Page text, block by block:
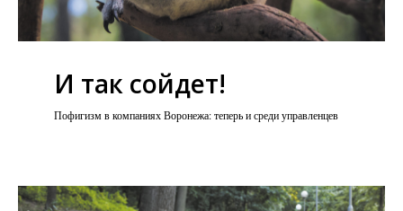
И так сойдет!
Пофигизм в компаниях Воронежа: теперь и среди управленцев